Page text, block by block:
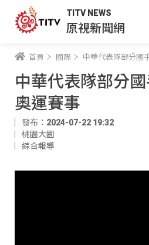
TITV NEWS
原視新聞網
首頁 國際 中華代表隊部分國
中華代表隊部分
奧運賽事
發布：2024-07-22 19:32
桃園大園
綜合報導